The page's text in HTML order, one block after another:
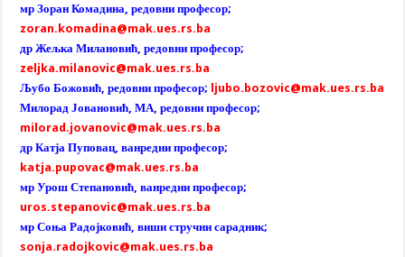
мр Зоран Комадина, редовни професор;
zoran.komadina@mak.ues.rs.ba
др Жељка Милановић, редовни професор;
zeljka.milanovic@mak.ues.rs.ba
Љубо Божовић, редовни професор; ljubo.bozovic@mak.ues.rs.ba
Милорад Јовановић, МА, редовни професор;
milorad.jovanovic@mak.ues.rs.ba
др Катја Пуповац, ванредни професор;
katja.pupovac@mak.ues.rs.ba
мр Урош Степановић, ванредни професор;
uros.stepanovic@mak.ues.rs.ba
мр Соња Радојковић, виши стручни сарадник;
sonja.radojkovic@mak.ues.rs.ba